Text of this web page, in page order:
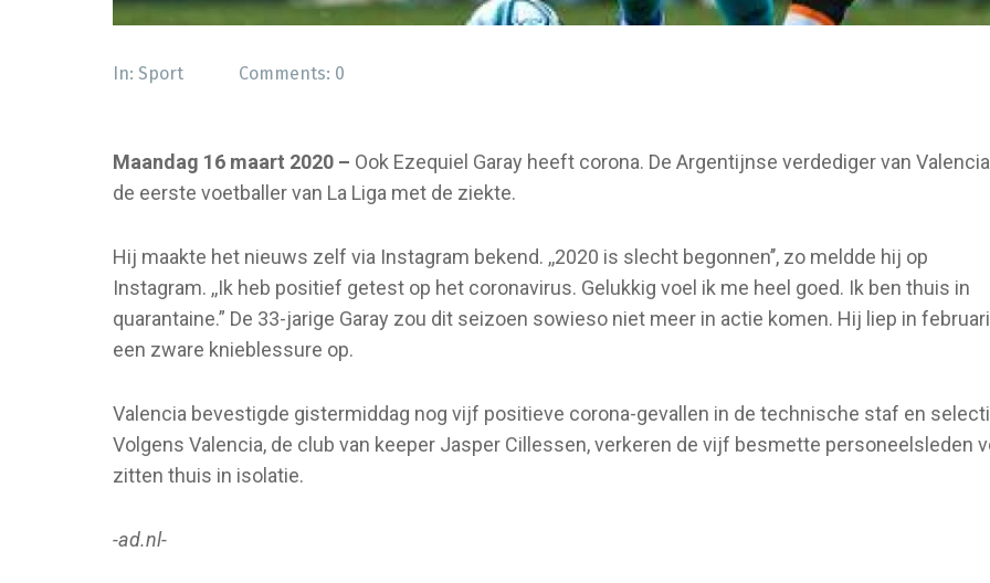
In: Sport Comments: 0
Maandag 16 maart 2020 – Ook Ezequiel Garay heeft corona. De Argentijnse verdediger van
de eerste voetballer van La Liga met de ziekte.
Hij maakte het nieuws zelf via Instagram bekend. ,,2020 is slecht begonnen’’, zo meldde hij op
Instagram. ,,Ik heb positief getest op het coronavirus. Gelukkig voel ik me heel goed. Ik ben thuis in
quarantaine.” De 33-jarige Garay zou dit seizoen sowieso niet meer in actie komen. Hij liep in februari
een zware knieblessure op.
Valencia bevestigde gistermiddag nog vijf positieve corona-gevallen in de technische staf en
Volgens Valencia, de club van keeper Jasper Cillessen, verkeren de vijf besmette personeelsleden
zitten thuis in isolatie.
-ad.nl-